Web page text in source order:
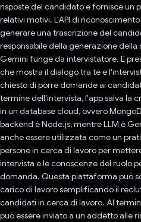
risposte del candidato e fornisce un
relativi motivi. L'API di
generare una trascrizione del
responsabile della generazione
Gemini funge da intervistatore. È
che mostra il dialogo tra te e
chiesto di porre domande ai
termine dell'intervista, l'app salva la
in un database cloud, ovvero
backend è Node.js, mentre LLM è
anche essere utilizzata come un
persone in cerca di lavoro per
intervista e le conoscenze del ruolo
domanda. Questa piattaforma può
carico di lavoro semplificando il
candidati in cerca di lavoro. Al
può essere inviato a un addetto alle